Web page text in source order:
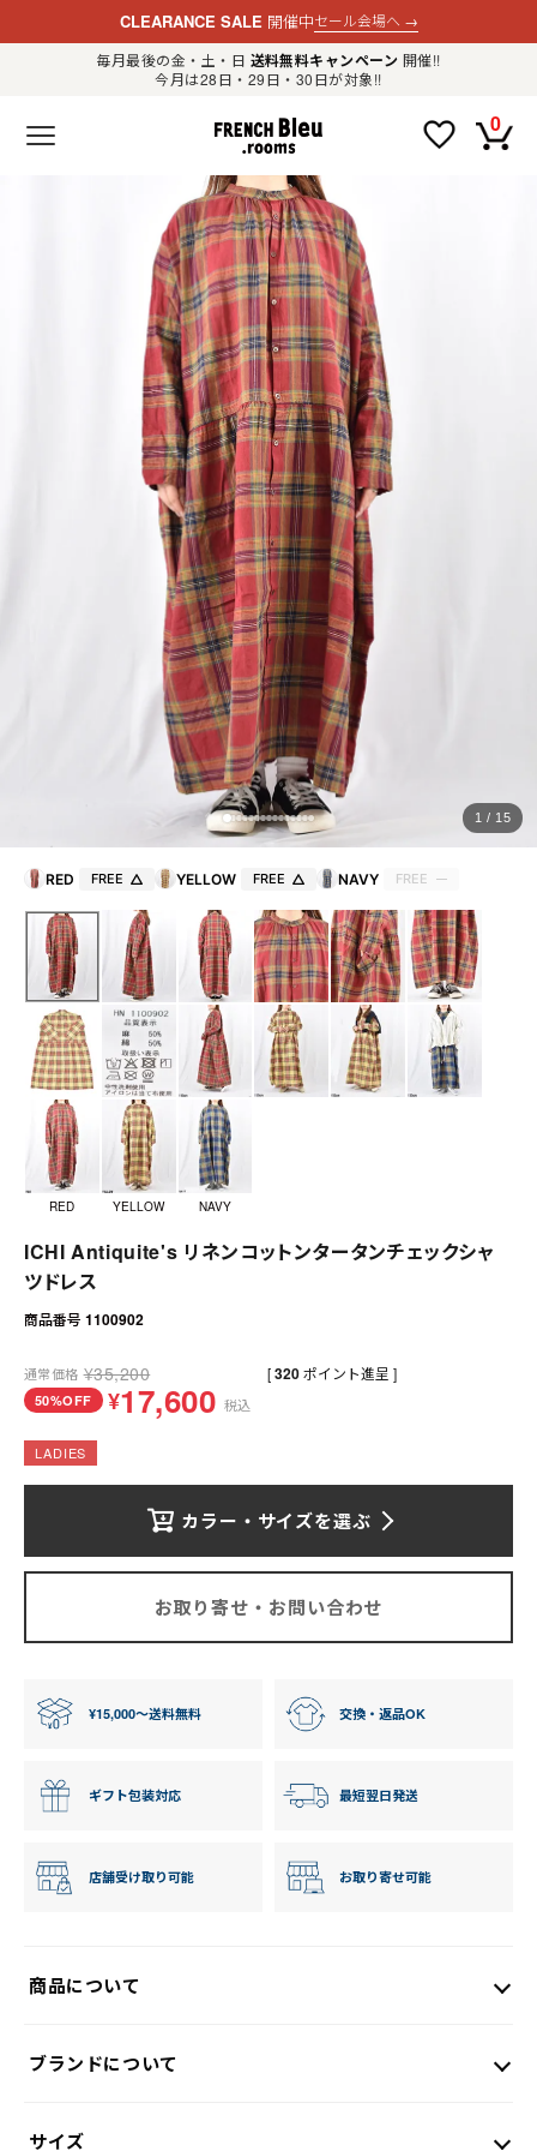
CLEARANCE SALE 開催中セール会場へ →
毎月最後の金・土・日 送料無料キャンペーン 開催!!
今月は28日・29日・30日が対象!!
F
R
N
C
H
B
l
u
.
r
o
o
m
s
公
式
通
販
セ
レ
ク
ト
シ
ョ
ッ
プ
0
ログイン
FRENCH Bleu ORIGINAL
KISOGAWA BLOG
新規会員登録
マイページ
送料について
お支払いについて
店舗情報
プライバシーポリシー
特定商取引法の表記
お問い合わせ
1 / 15
RED FREE YELLOW FREE NAVY FREE
RED YELLOW NAVY
ICHI Antiquite's リネンコットンタータンチェックシャ
ツドレス
商品番号 1100902
通常価格 ¥35,200
50%OFF ¥17,600 税込
[320ポイント進呈 ]
LADIES
カラー・サイズを選ぶ
お取り寄せ・お問い合わせ
¥15,000〜送料無料 交換・返品OK
ギフト包装対応 最短翌日発送
店舗受け取り可能 お取り寄せ可能
商品について
ブランドについて
サイズ